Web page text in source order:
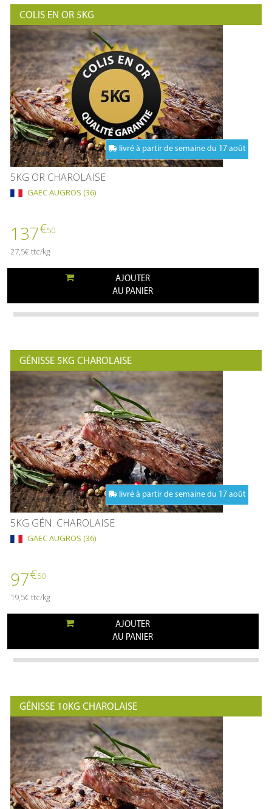
COLIS EN OR 5KG
livré à partir de semaine du 17 août
5KG OR CHAROLAISE
GAEC AUGROS (36)
137€50
27,5€ ttc/kg
AJOUTER
AU PANIER
GÉNISSE 5KG CHAROLAISE
livré à partir de semaine du 17 août
5KG GÉN. CHAROLAISE
GAEC AUGROS (36)
97€50
19,5€ ttc/kg
AJOUTER
AU PANIER
GÉNISSE 10KG CHAROLAISE